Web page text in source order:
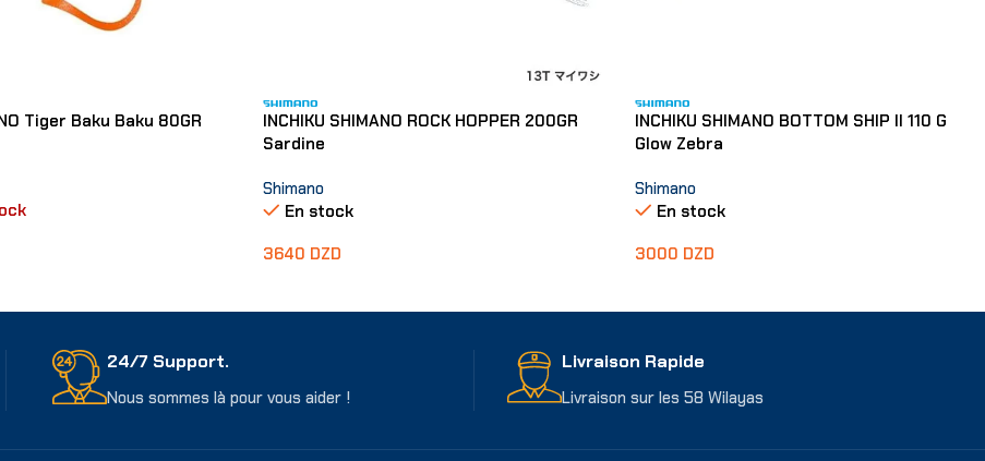
Tiger Baku Baku 80GR
INCHIKU SHIMANO ROCK HOPPER 200GR
Sardine
Shimano
En stock
3640 DZD
INCHIKU SHIMANO BOTTOM SHIP II 110 G
Glow Zebra
Shimano
En stock
3000 DZD
24/7 Support.
Nous sommes là pour vous aider !
Livraison Rapide
Livraison sur les 58 Wilayas